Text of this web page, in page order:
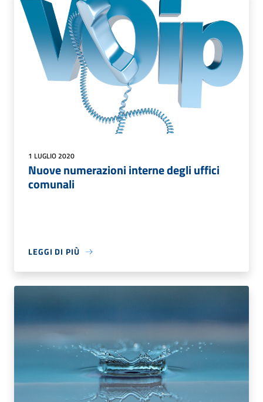
1 LUGLIO 2020
Nuove numerazioni interne degli uffici
comunali
LEGGI DI PIÙ